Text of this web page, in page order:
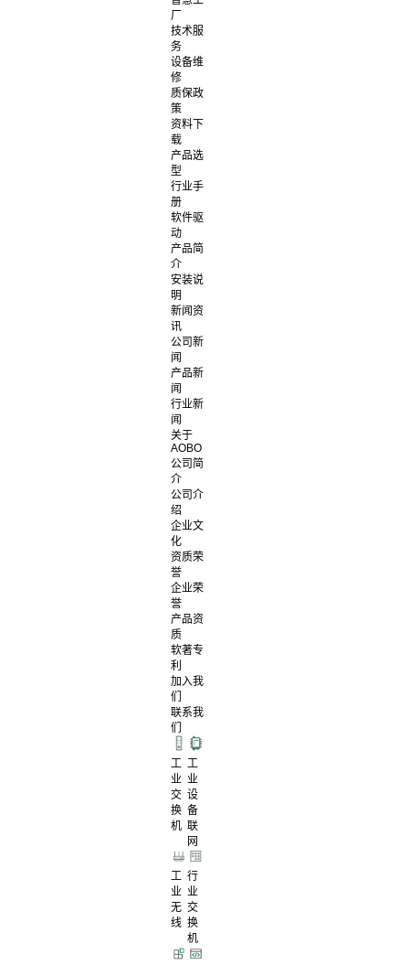
厂
技术服
务
设备维
修
质保政
策
资料下
载
产品选
型
行业手
册
软件驱
动
产品简
介
安装说
明
新闻资
讯
公司新
闻
产品新
闻
行业新
闻
关于
AOBO
公司简
介
公司介
绍
企业文
化
资质荣
誉
企业荣
誉
产品资
质
软著专
利
加入我
们
联系我
们
工
业
交
换
机
工
业
设
备
联
网
工
业
无
线
行
业
交
换
机